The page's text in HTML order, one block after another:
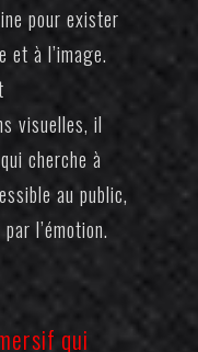
pour exister
et à l’image.
visuelles, il
cherche à
au public,
l’émotion.
qui